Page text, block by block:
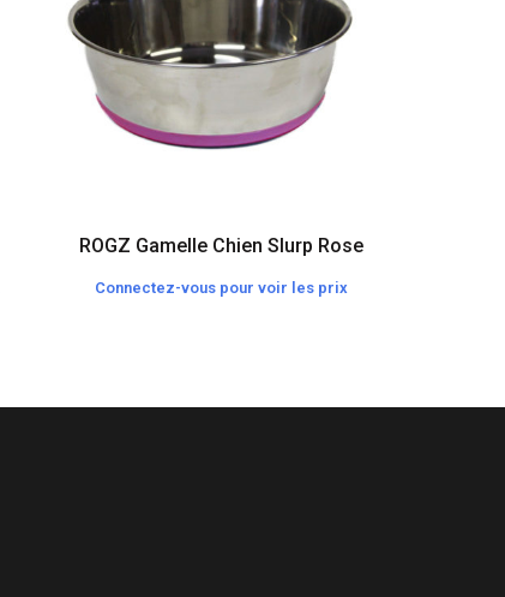
ROGZ Gamelle Chien Slurp Rose
Connectez-vous pour voir les prix